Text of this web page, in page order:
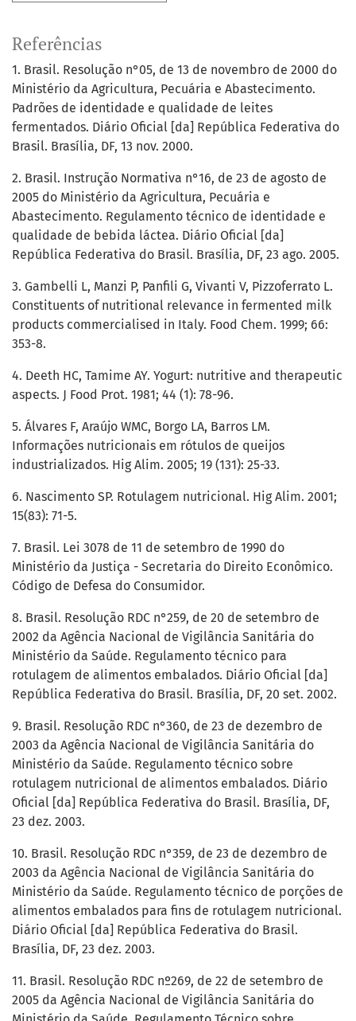
Referências
1. Brasil. Resolução n°05, de 13 de novembro de 2000 do
Ministério da Agricultura, Pecuária e Abastecimento.
Padrões de identidade e qualidade de leites
fermentados. Diário Oficial [da] República Federativa do
Brasil. Brasília, DF, 13 nov. 2000.
2. Brasil. Instrução Normativa n°16, de 23 de agosto de
2005 do Ministério da Agricultura, Pecuária e
Abastecimento. Regulamento técnico de identidade e
qualidade de bebida láctea. Diário Oficial [da]
República Federativa do Brasil. Brasília, DF, 23 ago. 2005.
3. Gambelli L, Manzi P, Panfili G, Vivanti V, Pizzoferrato L.
Constituents of nutritional relevance in fermented milk
products commercialised in Italy. Food Chem. 1999; 66:
353-8.
4. Deeth HC, Tamime AY. Yogurt: nutritive and therapeutic
aspects. J Food Prot. 1981; 44 (1): 78-96.
5. Álvares F, Araújo WMC, Borgo LA, Barros LM.
Informações nutricionais em rótulos de queijos
industrializados. Hig Alim. 2005; 19 (131): 25-33.
6. Nascimento SP. Rotulagem nutricional. Hig Alim. 2001;
15(83): 71-5.
7. Brasil. Lei 3078 de 11 de setembro de 1990 do
Ministério da Justiça - Secretaria do Direito Econômico.
Código de Defesa do Consumidor.
8. Brasil. Resolução RDC n°259, de 20 de setembro de
2002 da Agência Nacional de Vigilância Sanitária do
Ministério da Saúde. Regulamento técnico para
rotulagem de alimentos embalados. Diário Oficial [da]
República Federativa do Brasil. Brasília, DF, 20 set. 2002.
9. Brasil. Resolução RDC n°360, de 23 de dezembro de
2003 da Agência Nacional de Vigilância Sanitária do
Ministério da Saúde. Regulamento técnico sobre
rotulagem nutricional de alimentos embalados. Diário
Oficial [da] República Federativa do Brasil. Brasília, DF,
23 dez. 2003.
10. Brasil. Resolução RDC n°359, de 23 de dezembro de
2003 da Agência Nacional de Vigilância Sanitária do
Ministério da Saúde. Regulamento técnico de porções de
alimentos embalados para fins de rotulagem nutricional.
Diário Oficial [da] República Federativa do Brasil.
Brasília, DF, 23 dez. 2003.
11. Brasil. Resolução RDC nº269, de 22 de setembro de
2005 da Agência Nacional de Vigilância Sanitária do